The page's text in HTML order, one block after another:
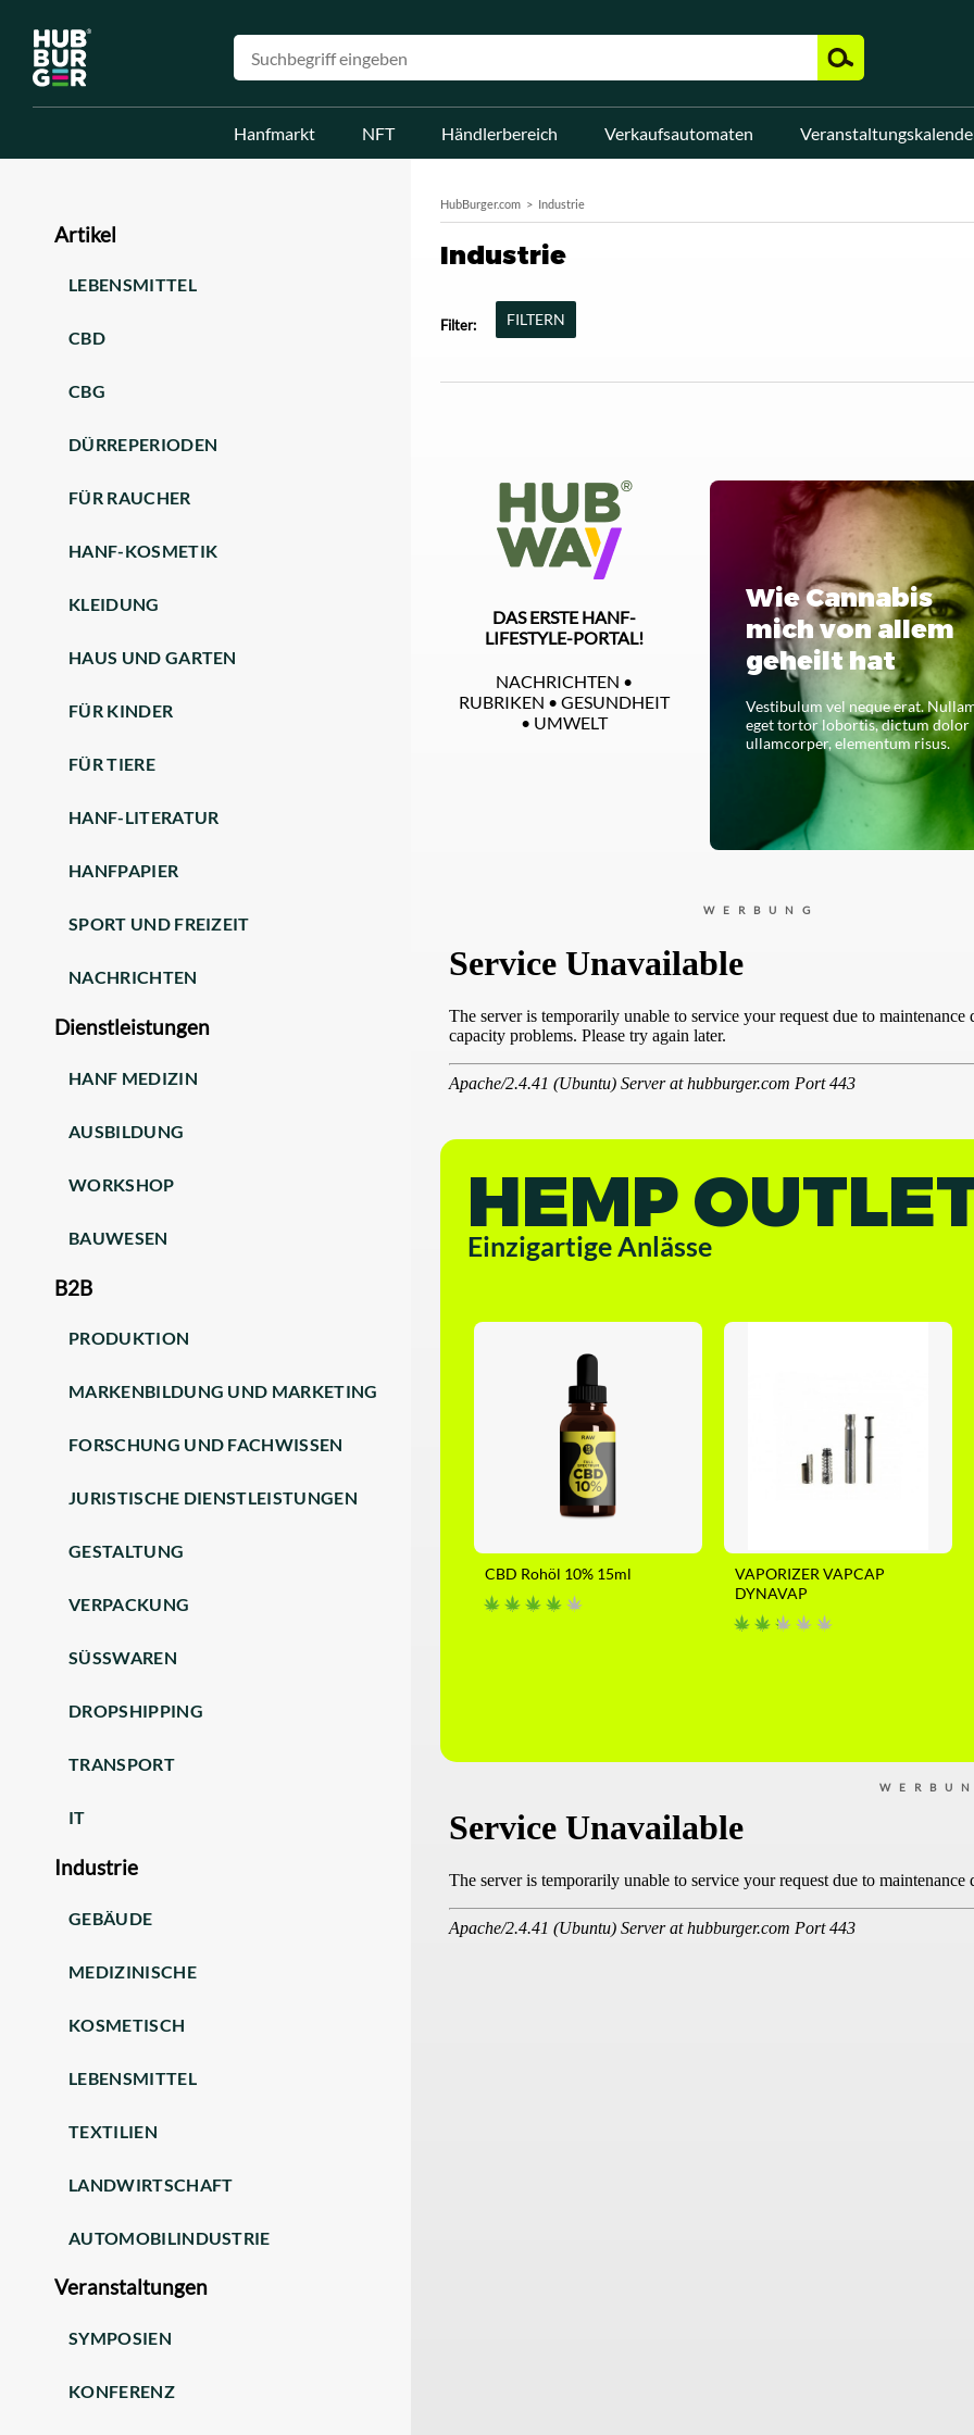
Hanfmarkt NFT Händlerbereich Verkaufsautomaten
Artikel
LEBENSMITTEL
CBD
CBG
DÜRREPERIODEN
FÜR RAUCHER
HANF-KOSMETIK
KLEIDUNG
HAUS UND GARTEN
FÜR KINDER
FÜR TIERE
HANF-LITERATUR
HANFPAPIER
SPORT UND FREIZEIT
NACHRICHTEN
Dienstleistungen
HANF MEDIZIN
AUSBILDUNG
WORKSHOP
BAUWESEN
B2B
PRODUKTION
MARKENBILDUNG UND MARKETING
FORSCHUNG UND FACHWISSEN
JURISTISCHE DIENSTLEISTUNGEN
GESTALTUNG
VERPACKUNG
SÜSSWAREN
DROPSHIPPING
TRANSPORT
IT
Industrie
GEBÄUDE
MEDIZINISCHE
KOSMETISCH
LEBENSMITTEL
TEXTILIEN
LANDWIRTSCHAFT
AUTOMOBILINDUSTRIE
Veranstaltungen
SYMPOSIEN
KONFERENZ
HubBurger.com Industrie
Industrie
Filter: FILTERN
DAS ERSTE HANF-
LIFESTYLE-PORTAL!
NACHRICHTEN •
RUBRIKEN • GESUNDHEIT
• UMWELT
Wie Cannabis
mich von allem
geheilt hat
Vestibulum vel neque erat.
eget tortor lobortis, dictum dolor
ullamcorper, elementum risus.
LESEN SIE DAS GANZE
WERBUNG
HEMP
Einzigartige Anlässe
CBD Rohöl 10% 15ml
VAPORIZER VAPCAP
DYNAVAP